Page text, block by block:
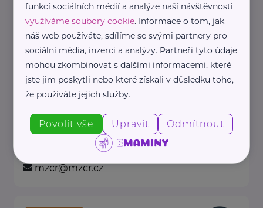
https://hartmanndirect.com/cs-cz
+420 800 100 150
info@hartmanndirect.cz
Ministerstvo zdravotnictví ČR
Palackého náměstí 375/4 Praha 2
https://www.mzcr.cz/
+420 224 971 111
mzcr@mzcr.cz
funkcí sociálních médií a analýze naší návštěvnosti
využíváme soubory cookie. Informace o tom, jak
náš web používáte, sdílíme se svými partnery pro
sociální média, inzerci a analýzy. Partneři tyto údaje
mohou zkombinovat s dalšími informacemi, které
jste jim poskytli nebo které získali v důsledku toho,
že používáte jejich služby.
Povolit vše Upravit Odmítnout